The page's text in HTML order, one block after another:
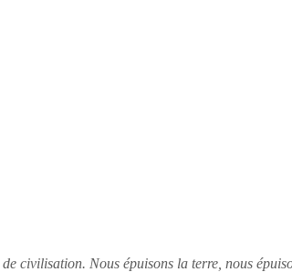
civilisation. Nous épuisons la terre, nous